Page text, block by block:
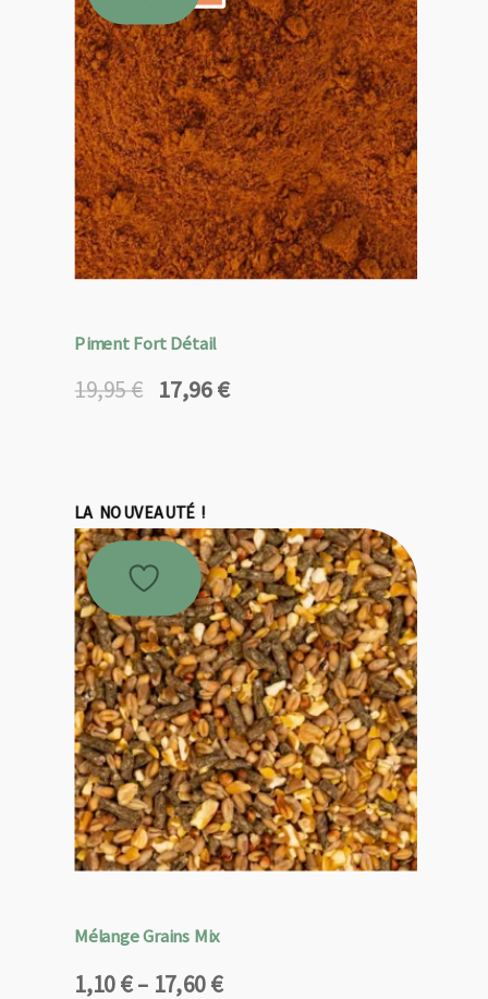
Piment Fort Détail
19,95€
Le
19,95 €.
17,96€
Le
17,96 €.
LA NOUVEAUTÉ !
Mélange Grains Mix
1,10€– 17,60€
Plage